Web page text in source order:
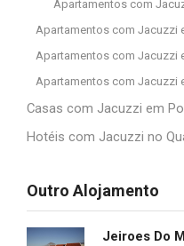
Apartamentos com
Apartamentos com Jacuzzi
Apartamentos com Jacuzzi
Apartamentos com Jacuzzi
Casas com Jacuzzi em
Hotéis com Jacuzzi no
Outro Alojamento
Jeiroes Do